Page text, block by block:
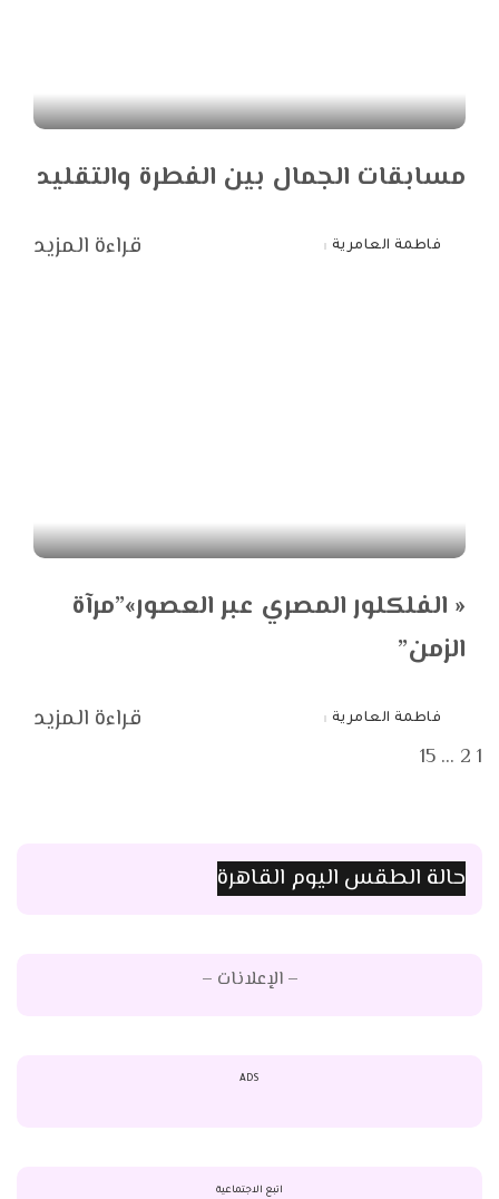
مسابقات الجمال بين الفطرة والتقليد
Postedفاطمة العامرية قراءة المزيد
« الفلكلور المصري عبر العصور»”مرآة
الزمن”
Postedفاطمة العامرية قراءة المزيد
1
2
…
15
حالة الطقس اليوم القاهرة
– الإعلانات –
ADS
اتبع الاجتماعية